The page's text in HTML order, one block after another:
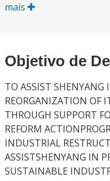
mais
Objetivo de
TO ASSIST SHENYANG
REORGANIZATION OF
THROUGH SUPPORT
REFORM
INDUSTRIAL
ASSISTSHENYANG IN
SUSTAINABLE